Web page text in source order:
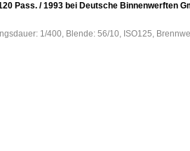
Pass. / 1993 bei Deutsche Binnenwerften
1/400, Blende: 56/10, ISO125,